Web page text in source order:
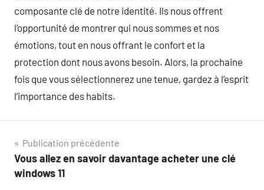
composante clé de notre identité. Ils nous offrent
l’opportunité de montrer qui nous sommes et nos
émotions, tout en nous offrant le confort et la
protection dont nous avons besoin. Alors, la prochaine
fois que vous sélectionnerez une tenue, gardez à l’esprit
l’importance des habits.
Navigation
de
Publication précédente
Vous allez en savoir davantage acheter une clé
windows 11